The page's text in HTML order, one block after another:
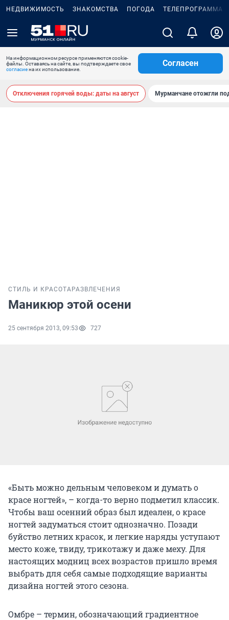
НЕДВИЖИМОСТЬ ЗНАКОМСТВА ПОГОДА ТЕЛЕПРОГРАММА
На информационном ресурсе применяются cookie-
файлы. Оставаясь на сайте, вы подтверждаете свое
согласиена их использование.
Согласен
Отключения горячей воды: даты на август Мурманчане отожгли
СТИЛЬ И КРАСОТА РАЗВЛЕЧЕНИЯ
Маникюр этой осени
25 сентября 2013, 09:53 727
«Быть можно дельным человеком и думать о
красе ногтей», – когда-то верно подметил классик.
Чтобы ваш осенний образ был идеален, о красе
ногтей задуматься стоит однозначно. Позади
буйство летних красок, и легкие наряды уступают
место коже, твиду, трикотажу и даже меху. Для
настоящих модниц всех возрастов пришло время
выбрать для себя самые подходящие варианты
дизайна ногтей этого сезона.
Омбре – термин, обозначающий градиентное